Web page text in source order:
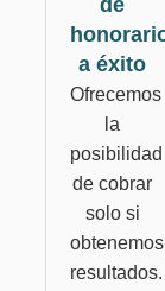
de
a éxito
Ofrecemos
la
posibilidad
de cobrar
solo si
obtenemos
resultados.